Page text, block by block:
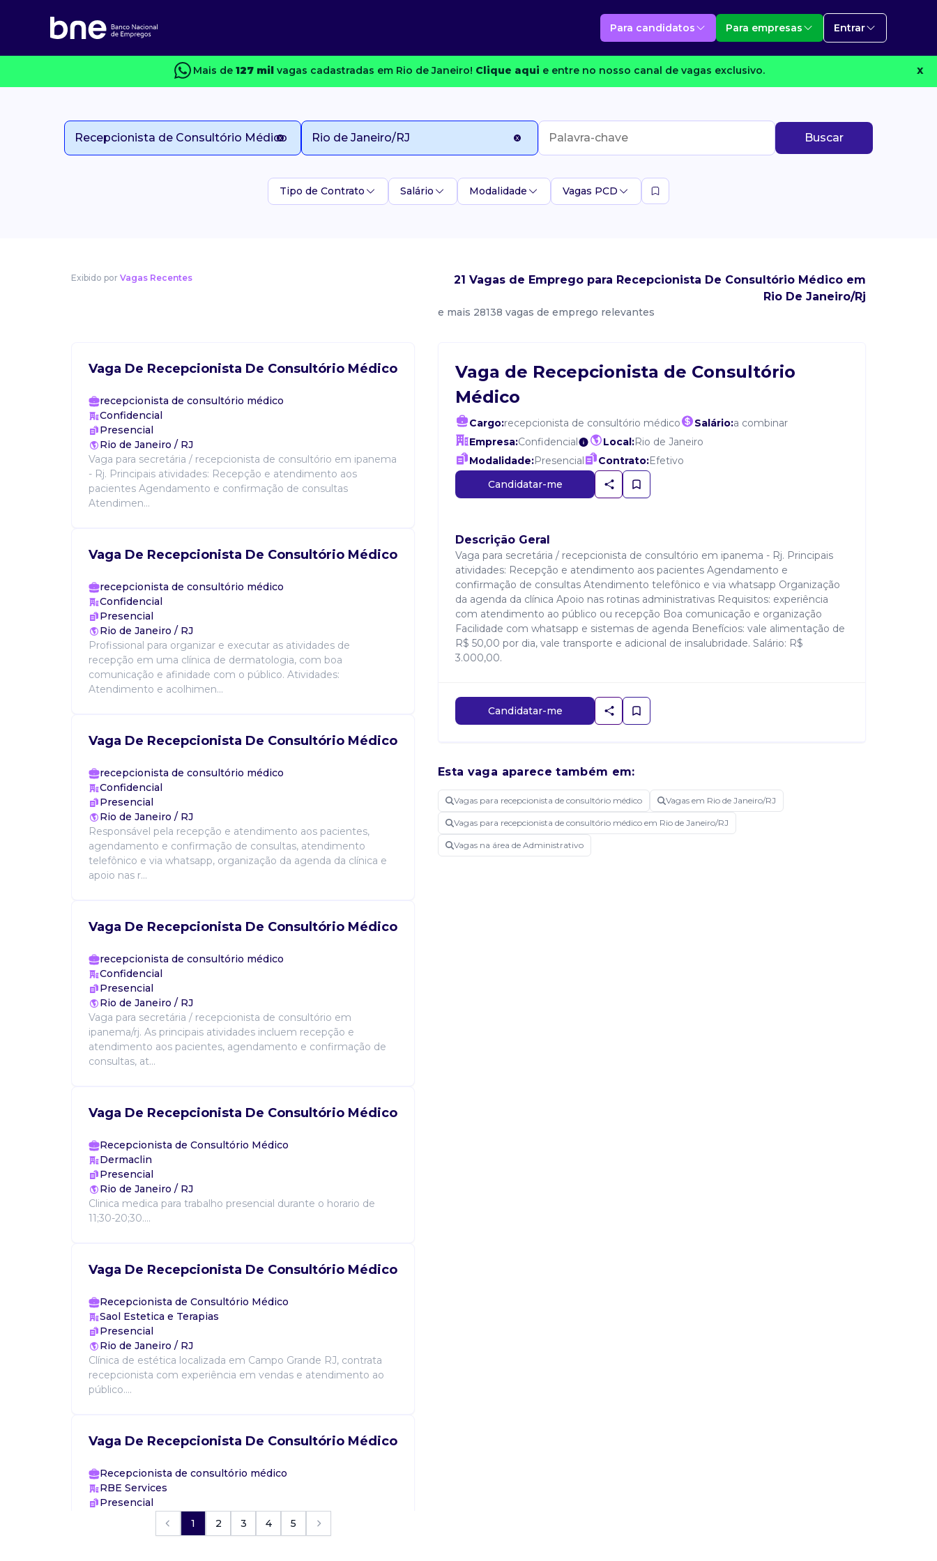
Para candidatos Para empresas Entrar
Mais de 127 mil vagas cadastradas em Rio de Janeiro! Clique aqui e entre no nosso canal de vagas exclusivo. X
Buscar
Tipo de Contrato Salário Modalidade Vagas PCD
Exibido por Vagas Recentes
21 Vagas de Emprego para Recepcionista De Consultório Médico em
Rio De Janeiro/Rj
e mais 28138 vagas de emprego relevantes
Vaga De Recepcionista De Consultório Médico
recepcionista de consultório médico
Confidencial
Presencial
Rio de Janeiro / RJ
Vaga para secretária / recepcionista de consultório em ipanema
- Rj. Principais atividades: Recepção e atendimento aos
pacientes Agendamento e confirmação de consultas
Atendimen...
Vaga De Recepcionista De Consultório Médico
recepcionista de consultório médico
Confidencial
Presencial
Rio de Janeiro / RJ
Profissional para organizar e executar as atividades de
recepção em uma clínica de dermatologia, com boa
comunicação e afinidade com o público. Atividades:
Atendimento e acolhimen...
Vaga De Recepcionista De Consultório Médico
recepcionista de consultório médico
Confidencial
Presencial
Rio de Janeiro / RJ
Responsável pela recepção e atendimento aos pacientes,
agendamento e confirmação de consultas, atendimento
telefônico e via whatsapp, organização da agenda da clínica e
apoio nas r...
Vaga De Recepcionista De Consultório Médico
recepcionista de consultório médico
Confidencial
Presencial
Rio de Janeiro / RJ
Vaga para secretária / recepcionista de consultório em
ipanema/rj. As principais atividades incluem recepção e
atendimento aos pacientes, agendamento e confirmação de
consultas, at...
Vaga De Recepcionista De Consultório Médico
Recepcionista de Consultório Médico
Dermaclin
Presencial
Rio de Janeiro / RJ
Clinica medica para trabalho presencial durante o horario de
11;30-20;30....
Vaga De Recepcionista De Consultório Médico
Recepcionista de Consultório Médico
Saol Estetica e Terapias
Presencial
Rio de Janeiro / RJ
Clínica de estética localizada em Campo Grande RJ, contrata
recepcionista com experiência em vendas e atendimento ao
público....
Vaga De Recepcionista De Consultório Médico
Recepcionista de consultório médico
RBE Services
Presencial
Rio de Janeiro / RJ1 2 3 4 5
Vaga de Recepcionista de Consultório
Médico
Cargo:recepcionista de consultório médico Salário:a combinar
Empresa:Confidencial Local:Rio de Janeiro
Modalidade:Presencial Contrato:Efetivo
Candidatar-me
Descrição Geral
Vaga para secretária / recepcionista de consultório em ipanema - Rj. Principais
atividades: Recepção e atendimento aos pacientes Agendamento e
confirmação de consultas Atendimento telefônico e via whatsapp Organização
da agenda da clínica Apoio nas rotinas administrativas Requisitos: experiência
com atendimento ao público ou recepção Boa comunicação e organização
Facilidade com whatsapp e sistemas de agenda Benefícios: vale alimentação de
R$ 50,00 por dia, vale transporte e adicional de insalubridade. Salário: R$
3.000,00.
Candidatar-me
Esta vaga aparece também em:
Vagas para recepcionista de consultório médico Vagas em Rio de Janeiro/RJ
Vagas para recepcionista de consultório médico em Rio de Janeiro/RJ
Vagas na área de Administrativo